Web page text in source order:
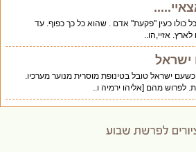
כעין "פקעת" אדם . שהוא כל כך כפוף. עד
אזיי,הו..
ישראל טובל בטינופת מוסרית מנוער מערכיו.
מהם [אליהו ירמיה ו..